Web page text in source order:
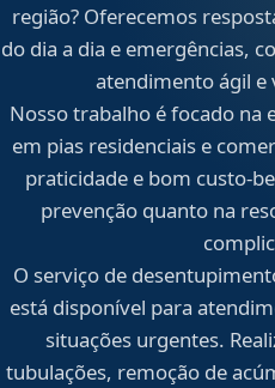
região? Oferecemos
do dia a dia e emergências,
atendimento ágil e
Nosso trabalho é focado na
em pias residenciais e
praticidade e bom custo-
prevenção quanto na
O serviço de
está disponível para
situações urgentes.
tubulações, remoção de